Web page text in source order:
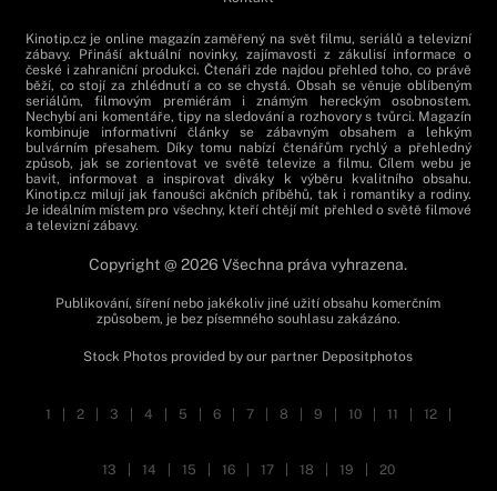
Kinotip.cz je online magazín zaměřený na svět filmu, seriálů a televizní
zábavy. Přináší aktuální novinky, zajímavosti z zákulisí informace o
české i zahraniční produkci. Čtenáři zde najdou přehled toho, co právě
běží, co stojí za zhlédnutí a co se chystá. Obsah se věnuje oblíbeným
seriálům, filmovým premiérám i známým hereckým osobnostem.
Nechybí ani komentáře, tipy na sledování a rozhovory s tvůrci. Magazín
kombinuje informativní články se zábavným obsahem a lehkým
bulvárním přesahem. Díky tomu nabízí čtenářům rychlý a přehledný
způsob, jak se zorientovat ve světě televize a filmu. Cílem webu je
bavit, informovat a inspirovat diváky k výběru kvalitního obsahu.
Kinotip.cz milují jak fanoušci akčních příběhů, tak i romantiky a rodiny.
Je ideálním místem pro všechny, kteří chtějí mít přehled o světě filmové
a televizní zábavy.
Copyright @ 2026 Všechna práva vyhrazena.
Publikování, šíření nebo jakékoliv jiné užití obsahu komerčním
způsobem, je bez písemného souhlasu zakázáno.
Stock Photos provided by our partner Depositphotos
1 2 3 4 5 6 7 8 9 10 11 12
13 14 15 16 17 18 19 20